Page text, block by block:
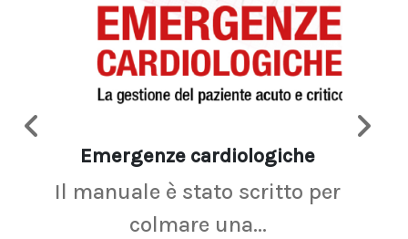
Emergenze cardiologiche
Il manuale è stato scritto per
colmare una...